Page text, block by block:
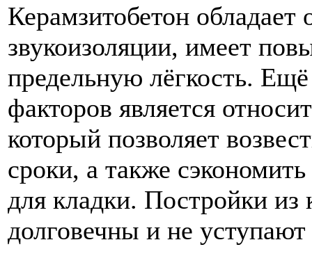
Керамзитобетон
звукоизоляции, имеет
предельную лёгкость.
факторов является
который позволяет
сроки, а также
для кладки. Постройки из
долговечны и не